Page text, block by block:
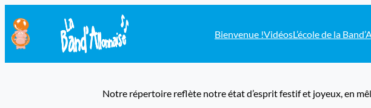
Bienvenue !VidéosL’école de la
Notre répertoire reflète notre état d’esprit festif et joyeux, en